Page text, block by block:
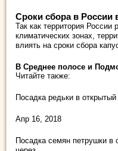
Сроки сбора в России
Так как территория России
климатических зонах,
влиять на сроки сбора
В Среднее полосе и
Читайте также:
Посадка редьки в
Апр 16, 2018
Посадка семян петрушки в